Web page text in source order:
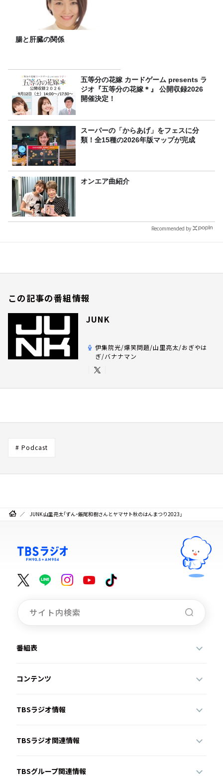
腸と肝臓の関係
五等分の花嫁 カードゲーム presents ラ
ジオ『五等分の花嫁＊』 公開収録2026
開催決定！
スーパーの「からあげ」をフェスに分
類！全15種の2026年版マップが完成
オンエア曲紹介
Recommended by
この記事の番組情報
JUNK
伊集院光/爆笑問題/山里亮太/おぎやは
ぎ/バナナマン
# Podcast
JUNK 山里亮太「ずん・飯尾和樹さんとヤマサト秋のはんまつり2023」
番組表
コンテンツ
TBSラジオ情報
TBSラジオ関連情報
TBSグループ関連情報